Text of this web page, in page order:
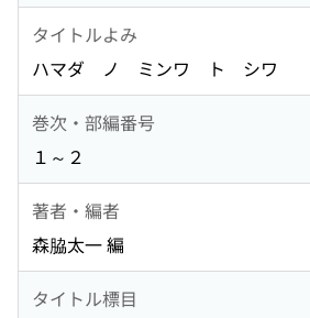
タイトルよみ
ハマダ ノ ミンワ ト シワ
巻次・部編番号
１～２
著者・編者
森脇太一 編
タイトル標目